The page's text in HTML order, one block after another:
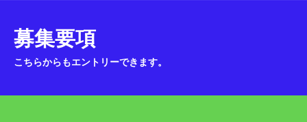
募集要項
こちらからもエントリーできます。